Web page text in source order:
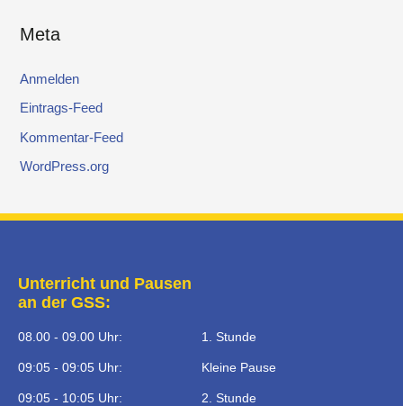
Meta
Anmelden
Eintrags-Feed
Kommentar-Feed
WordPress.org
Unterricht und Pausen
an der GSS:
08.00 - 09.00 Uhr: 1. Stunde
09:05 - 09:05 Uhr: Kleine Pause
09:05 - 10:05 Uhr: 2. Stunde